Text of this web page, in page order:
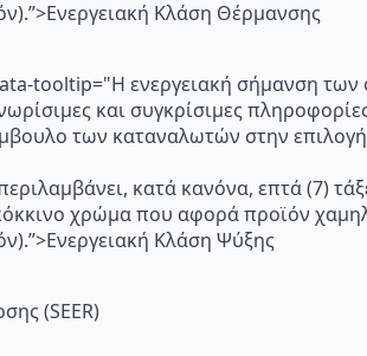
Κλάση Θέρμανσης
tooltip="Η ενεργειακή σήμανση των
και συγκρίσιμες
των καταναλωτών στην
κατά κανόνα, επτά (7)
χρώμα που αφορά προϊόν
Κλάση Ψύξης
(SEER)